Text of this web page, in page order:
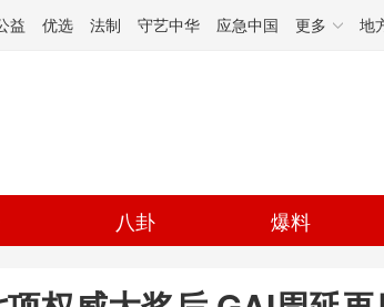
益 优选 法制 守艺中华 应急中国 更多 地
八卦 爆料